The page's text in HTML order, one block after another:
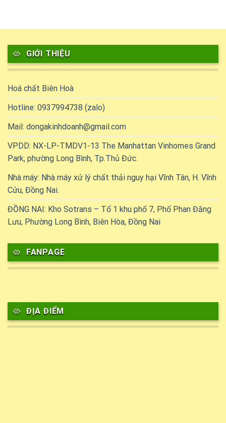
GIỚI THIỆU
Hoá chất Biên Hoà
Hotline: 0937994738 (zalo)
Mail: dongakinhdoanh@gmail.com
VPDD: NX-LP-TMDV1-13 The Manhattan Vinhomes Grand
Park, phường Long Bình, Tp.Thủ Đức.
Nhà máy: Nhà máy xử lý chất thải nguy hại Vĩnh Tân, H. Vĩnh
Cửu, Đồng Nai.
ĐỒNG NAI: Kho Sotrans – Tổ 1 khu phố 7, Phố Phan Đăng
Lưu, Phường Long Bình, Biên Hòa, Đồng Nai
FANPAGE
ĐỊA ĐIỂM